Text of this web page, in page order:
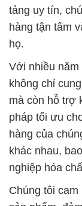
tảng uy tín,
hàng tận tâm
họ.
Với nhiều năm
không chỉ
mà còn hỗ trợ
pháp tối ưu
hàng của
khác nhau,
nghiệp hóa
Chúng tôi